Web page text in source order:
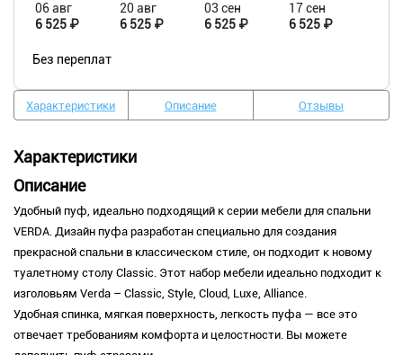
06 авг
6 525 ₽
20 авг
6 525 ₽
03 сен
6 525 ₽
17 сен
6 525 ₽
Без переплат
Характеристики Описание Отзывы
Характеристики
Описание
Удобный пуф, идеально подходящий к серии мебели для спальни
VERDA. Дизайн пуфа разработан специально для создания
прекрасной спальни в классическом стиле, он подходит к новому
туалетному столу Classic. Этот набор мебели идеально подходит к
изголовьям Verda – Classic, Style, Cloud, Luxe, Alliance.
Удобная спинка, мягкая поверхность, легкость пуфа — все это
отвечает требованиям комфорта и целостности. Вы можете